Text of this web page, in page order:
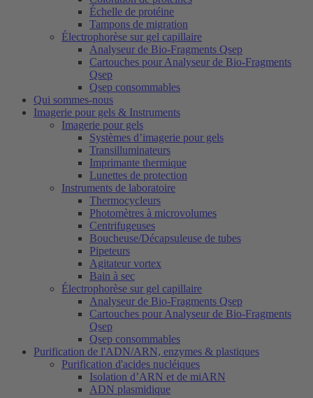
Échelle de protéine
Tampons de migration
Électrophorèse sur gel capillaire
Analyseur de Bio-Fragments Qsep
Cartouches pour Analyseur de Bio-Fragments
Qsep
Qsep consommables
Qui sommes-nous
Imagerie pour gels & Instruments
Imagerie pour gels
Systèmes d’imagerie pour gels
Transilluminateurs
Imprimante thermique
Lunettes de protection
Instruments de laboratoire
Thermocycleurs
Photomètres à microvolumes
Centrifugeuses
Boucheuse/Décapsuleuse de tubes
Pipeteurs
Agitateur vortex
Bain à sec
Électrophorèse sur gel capillaire
Analyseur de Bio-Fragments Qsep
Cartouches pour Analyseur de Bio-Fragments
Qsep
Qsep consommables
Purification de l'ADN/ARN, enzymes & plastiques
Purification d'acides nucléiques
Isolation d’ARN et de miARN
ADN plasmidique